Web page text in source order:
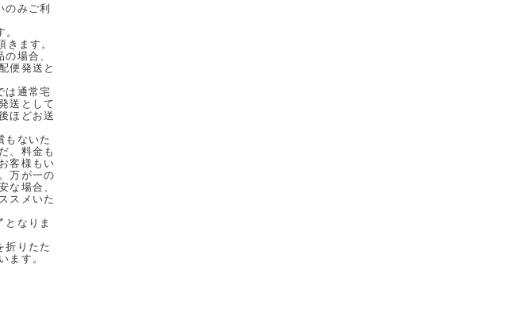
のみご利
ます。
場合、
便発送と
は通常宅
送として
ほどお送
もないた
、料金も
客様もい
万が一の
な場合、
スメいた
となりま
折りたた
ます。